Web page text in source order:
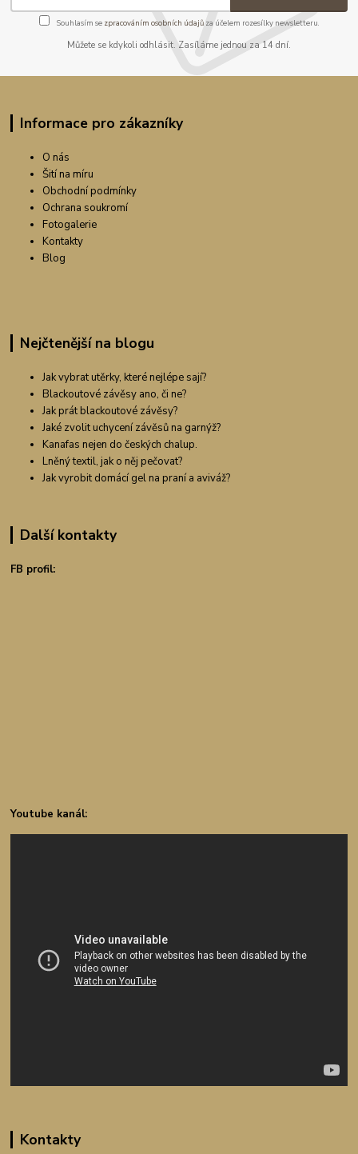
Souhlasím se zpracováním osobních údajůza účelem rozesílky newsletteru.
Můžete se kdykoli odhlásit. Zasíláme jednou za 14 dní.
Informace pro zákazníky
O nás
Šití na míru
Obchodní podmínky
Ochrana soukromí
Fotogalerie
Kontakty
Blog
Nejčtenější na blogu
Jak vybrat utěrky, které nejlépe sají?
Blackoutové závěsy ano, či ne?
Jak prát blackoutové závěsy?
Jaké zvolit uchycení závěsů na garnýž?
Kanafas nejen do českých chalup.
Lněný textil, jak o něj pečovat?
Jak vyrobit domácí gel na praní a aviváž?
Další kontakty
FB profil:
Youtube kanál:
Kontakty